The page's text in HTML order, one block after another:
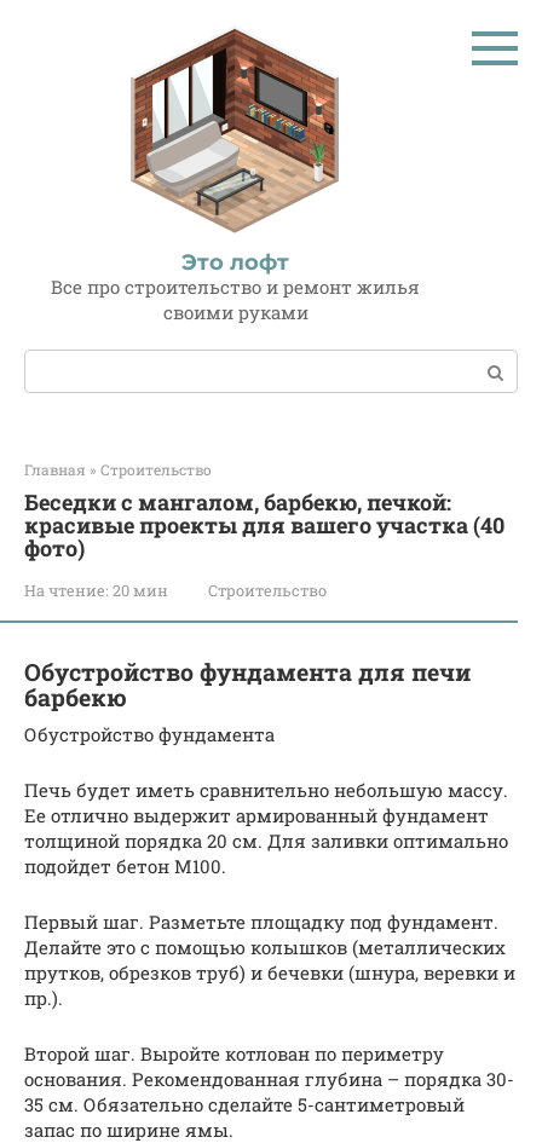
Это лофт
Все про строительство и ремонт жилья
своими руками
Поиск:
Главная » Строительство
Беседки с мангалом, барбекю, печкой:
красивые проекты для вашего участка (40
фото)
На чтение: 20 мин Строительство
Обустройство фундамента для печи
барбекю
Обустройство фундамента
Печь будет иметь сравнительно небольшую массу.
Ее отлично выдержит армированный фундамент
толщиной порядка 20 см. Для заливки оптимально
подойдет бетон М100.
Первый шаг. Разметьте площадку под фундамент.
Делайте это с помощью колышков (металлических
прутков, обрезков труб) и бечевки (шнура, веревки и
пр.).
Второй шаг. Выройте котлован по периметру
основания. Рекомендованная глубина – порядка 30-
35 см. Обязательно сделайте 5-сантиметровый
запас по ширине ямы.